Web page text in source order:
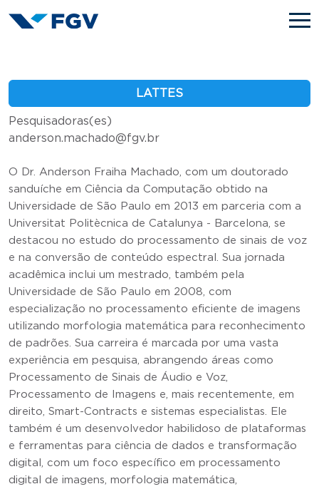
LATTES
Pesquisadoras(es)
anderson.machado@fgv.br
O Dr. Anderson Fraiha Machado, com um doutorado
sanduíche em Ciência da Computação obtido na
Universidade de São Paulo em 2013 em parceria com a
Universitat Politècnica de Catalunya - Barcelona, se
destacou no estudo do processamento de sinais de voz
e na conversão de conteúdo espectral. Sua jornada
acadêmica inclui um mestrado, também pela
Universidade de São Paulo em 2008, com
especialização no processamento eficiente de imagens
utilizando morfologia matemática para reconhecimento
de padrões. Sua carreira é marcada por uma vasta
experiência em pesquisa, abrangendo áreas como
Processamento de Sinais de Áudio e Voz,
Processamento de Imagens e, mais recentemente, em
direito, Smart-Contracts e sistemas especialistas. Ele
também é um desenvolvedor habilidoso de plataformas
e ferramentas para ciência de dados e transformação
digital, com um foco específico em processamento
digital de imagens, morfologia matemática,